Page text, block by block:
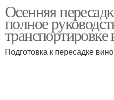
Осенняя
полное
транспортировке
Подготовка к пересадке